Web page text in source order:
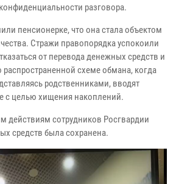
разговора.
пенсионерке, что она стала объектом
Стражи правопорядка успокоили
от перевода денежных средств и
распространенной схеме обмана, когда
родственниками, вводят
с целью хищения накоплений.
действиям сотрудников Росгвардии
средств была сохранена.